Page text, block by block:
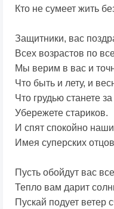
Кто не сумеет жить
Защитники, вас
Всех возрастов по
Мы верим в вас и
Что быть и лету, и
Что грудью станете
Убережете стариков.
И спят спокойно
Имея суперских
Пусть обойдут вас
Тепло вам дарит
Пускай подует ветер